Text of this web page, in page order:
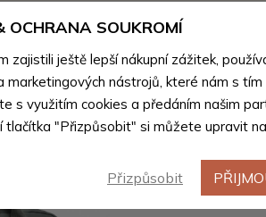
zboží
OCHRANA SOUKROMÍ
zajistili ještě lepší nákupní zážitek,
marketingových nástrojů, které nám s
s využitím cookies a předáním našim
tlačítka "Přizpůsobit" si můžete upravit
Přizpůsobit